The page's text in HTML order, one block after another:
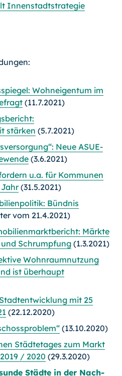
Innenstadtstrategie
Wohneigentum im
(11.7.2021)
stärken (5.7.2021)
Neue ASUE-
(3.6.2021)
u.a. für Kommunen
Jahr(31.5.2021)
Bündnis
vom 21.4.2021)
Märkte
Schrumpfung (1.3.2021)
Wohnraumnutzung
ist überhaupt
mit 25
(22.12.2020)
(13.10.2020)
Städtetages zum Markt
/ 2020 (29.3.2020)
Städte in der Nach-